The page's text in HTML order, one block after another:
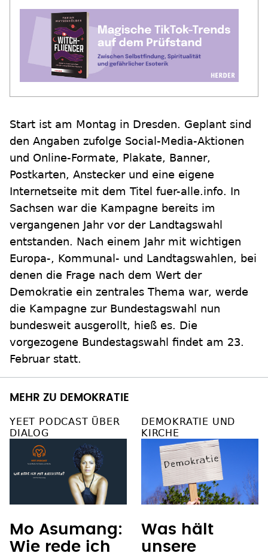
Start ist am Montag in Dresden. Geplant sind
den Angaben zufolge Social-Media-Aktionen
und Online-Formate, Plakate, Banner,
Postkarten, Anstecker und eine eigene
Internetseite mit dem Titel fuer-alle.info. In
Sachsen war die Kampagne bereits im
vergangenen Jahr vor der Landtagswahl
entstanden. Nach einem Jahr mit wichtigen
Europa-, Kommunal- und Landtagswahlen, bei
denen die Frage nach dem Wert der
Demokratie ein zentrales Thema war, werde
die Kampagne zur Bundestagswahl nun
bundesweit ausgerollt, hieß es. Die
vorgezogene Bundestagswahl findet am 23.
Februar statt.
MEHR ZU DEMOKRATIE
YEET PODCAST ÜBER
DIALOG
Mo Asumang:
Wie rede ich
DEMOKRATIE UND
KIRCHE
Was hält
unsere